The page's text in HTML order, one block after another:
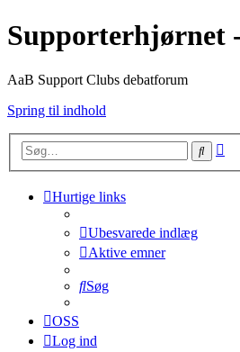
Supporterhjørnet
AaB Support Clubs debatforum
Spring til indhold
Søg
Hurtige links
Ubesvarede indlæg
Aktive emner
Søg
OSS
Log ind